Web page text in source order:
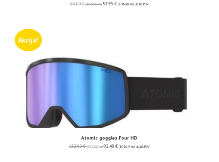
83.00€ (625.36 kn) 53.95 € (406.49 kn) uključ. PDV
Akcija!
Atomic goggles Four HD
132.00€ (994.55 kn) 92.40 € (696.19 kn) uključ. PDV